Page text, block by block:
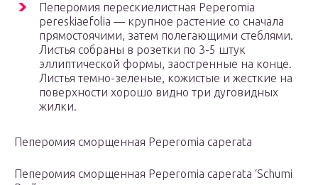
Пеперомия перескиелистная Peperomia
pereskiaefolia — крупное растение со сначала
прямостоячими, затем полегающими стеблями.
Листья собраны в розетки по 3-5 штук
эллиптической формы, заостренные на конце.
Листья темно-зеленые, кожистые и жесткие на
поверхности хорошо видно три дуговидных
жилки.
Пеперомия сморщенная Peperomia caperata
Пеперомия сморщенная Peperomia caperata ‘Schumi